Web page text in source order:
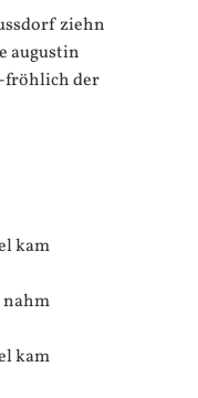
ziehn
augustin
fröhlich der
kam
nahm
kam